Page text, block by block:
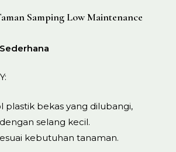
Samping Low Maintenance
plastik bekas yang dilubangi,
selang kecil.
kebutuhan tanaman.